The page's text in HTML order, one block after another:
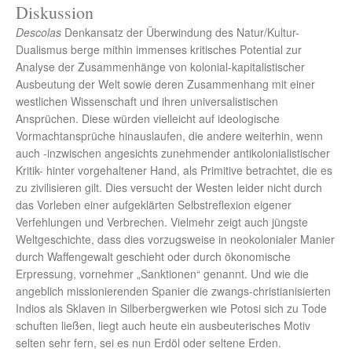
Diskussion
Descolas Denkansatz der Überwindung des Natur/Kultur-
Dualismus berge mithin immenses kritisches Potential zur
Analyse der Zusammenhänge von kolonial-kapitalistischer
Ausbeutung der Welt sowie deren Zusammenhang mit einer
westlichen Wissenschaft und ihren universalistischen
Ansprüchen. Diese würden vielleicht auf ideologische
Vormachtansprüche hinauslaufen, die andere weiterhin, wenn
auch -inzwischen angesichts zunehmender antikolonialistischer
Kritik- hinter vorgehaltener Hand, als Primitive betrachtet, die es
zu zivilisieren gilt. Dies versucht der Westen leider nicht durch
das Vorleben einer aufgeklärten Selbstreflexion eigener
Verfehlungen und Verbrechen. Vielmehr zeigt auch jüngste
Weltgeschichte, dass dies vorzugsweise in neokolonialer Manier
durch Waffengewalt geschieht oder durch ökonomische
Erpressung, vornehmer „Sanktionen“ genannt. Und wie die
angeblich missionierenden Spanier die zwangs-christianisierten
Indios als Sklaven in Silberbergwerken wie Potosi sich zu Tode
schuften ließen, liegt auch heute ein ausbeuterisches Motiv
selten sehr fern, sei es nun Erdöl oder seltene Erden.